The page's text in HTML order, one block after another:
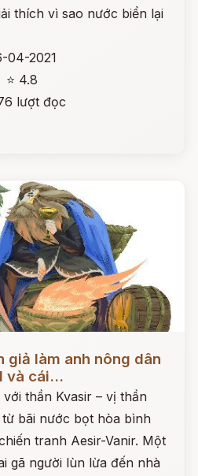
thích vì sao nước biển lại
04-2021
⭐ 4.8
lượt đọc
giả làm anh nông dân
và cái...
thần Kvasir – vị thần
bãi nước bọt hòa bình
tranh Aesir-Vanir. Một
gã người lùn lừa đến nhà